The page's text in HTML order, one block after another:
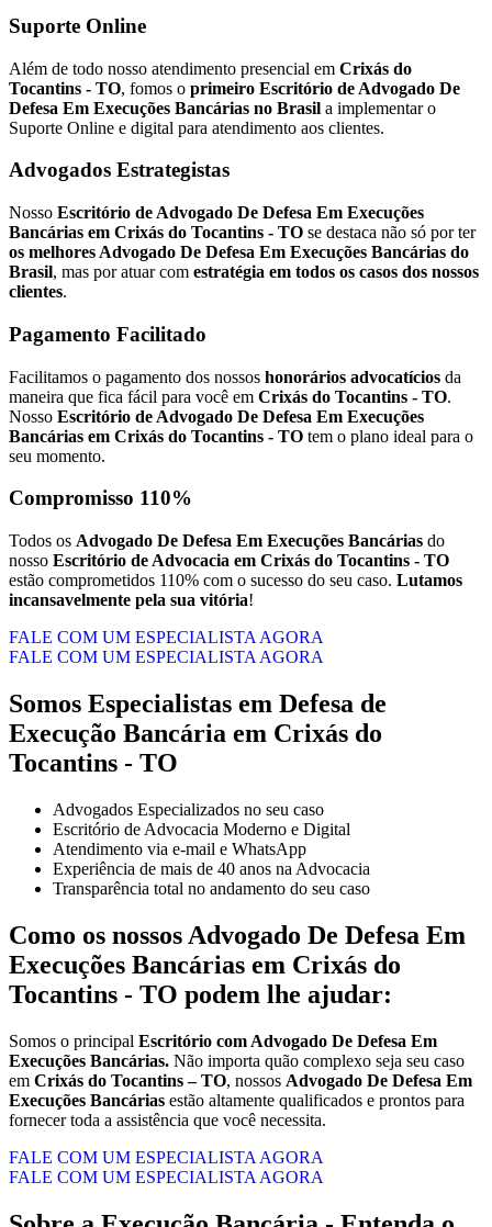
Suporte Online
Além de todo nosso atendimento presencial em Crixás do
Tocantins - TO, fomos o primeiro Escritório de Advogado De
Defesa Em Execuções Bancárias no Brasil a implementar o
Suporte Online e digital para atendimento aos clientes.
Advogados Estrategistas
Nosso Escritório de Advogado De Defesa Em Execuções
Bancárias em Crixás do Tocantins - TO se destaca não só por ter
os melhores Advogado De Defesa Em Execuções Bancárias do
Brasil, mas por atuar com estratégia em todos os casos dos nossos
clientes.
Pagamento Facilitado
Facilitamos o pagamento dos nossos honorários advocatícios da
maneira que fica fácil para você em Crixás do Tocantins - TO.
Nosso Escritório de Advogado De Defesa Em Execuções
Bancárias em Crixás do Tocantins - TO tem o plano ideal para o
seu momento.
Compromisso 110%
Todos os Advogado De Defesa Em Execuções Bancárias do
nosso Escritório de Advocacia em Crixás do Tocantins - TO
estão comprometidos 110% com o sucesso do seu caso. Lutamos
incansavelmente pela sua vitória!
FALE COM UM ESPECIALISTA AGORA
FALE COM UM ESPECIALISTA AGORA
Somos Especialistas em Defesa de
Execução Bancária em Crixás do
Tocantins - TO
Advogados Especializados no seu caso
Escritório de Advocacia Moderno e Digital
Atendimento via e-mail e WhatsApp
Experiência de mais de 40 anos na Advocacia
Transparência total no andamento do seu caso
Como os nossos Advogado De Defesa Em
Execuções Bancárias em Crixás do
Tocantins - TO podem lhe ajudar:
Somos o principal Escritório com Advogado De Defesa Em
Execuções Bancárias. Não importa quão complexo seja seu caso
em Crixás do Tocantins – TO, nossos Advogado De Defesa Em
Execuções Bancárias estão altamente qualificados e prontos para
fornecer toda a assistência que você necessita.
FALE COM UM ESPECIALISTA AGORA
FALE COM UM ESPECIALISTA AGORA